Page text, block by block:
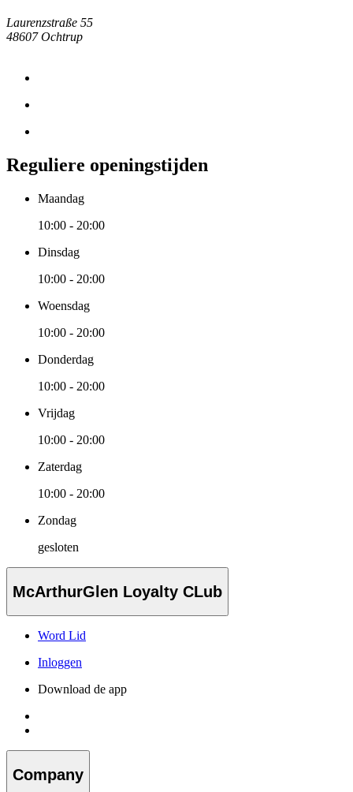
Laurenzstraße 55
48607 Ochtrup
Reguliere openingstijden
Maandag
10:00 - 20:00
Dinsdag
10:00 - 20:00
Woensdag
10:00 - 20:00
Donderdag
10:00 - 20:00
Vrijdag
10:00 - 20:00
Zaterdag
10:00 - 20:00
Zondag
gesloten
McArthurGlen Loyalty CLub
Word Lid
Inloggen
Download de app
Company